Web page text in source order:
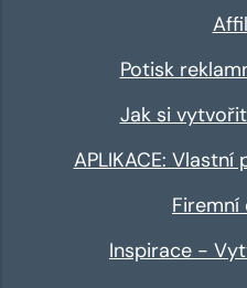
Potisk
Jak si
APLIKACE: Vlastní
Firemní
Inspirace -